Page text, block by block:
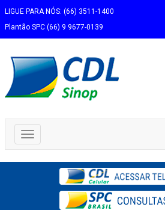
LIGUE PARA NÓS: (66) 3511-1400
Plantão SPC (66) 9 9677-0139